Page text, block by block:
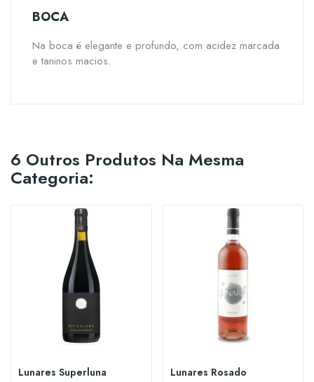
BOCA
Na boca é elegante e profundo, com acidez marcada
e taninos macios.
6 Outros Produtos Na Mesma
Categoria:
Lunares Superluna Lunares Rosado